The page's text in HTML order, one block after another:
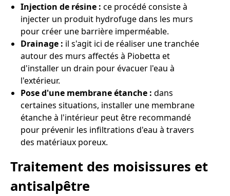
Injection de résine : ce procédé consiste à
injecter un produit hydrofuge dans les murs
pour créer une barrière imperméable.
Drainage : il s'agit ici de réaliser une tranchée
autour des murs affectés à Piobetta et
d'installer un drain pour évacuer l'eau à
l'extérieur.
Pose d'une membrane étanche : dans
certaines situations, installer une membrane
étanche à l'intérieur peut être recommandé
pour prévenir les infiltrations d'eau à travers
des matériaux poreux.
Traitement des moisissures et
antisalpêtre